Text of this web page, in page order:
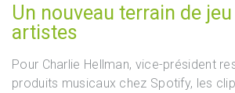
Un nouveau terrain de
artistes
Pour Charlie Hellman, vice-président
produits musicaux chez Spotify, les